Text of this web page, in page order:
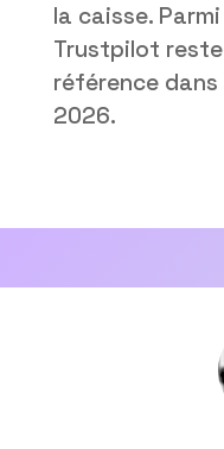
la caisse.
Trustpilot
référence dans
2026.